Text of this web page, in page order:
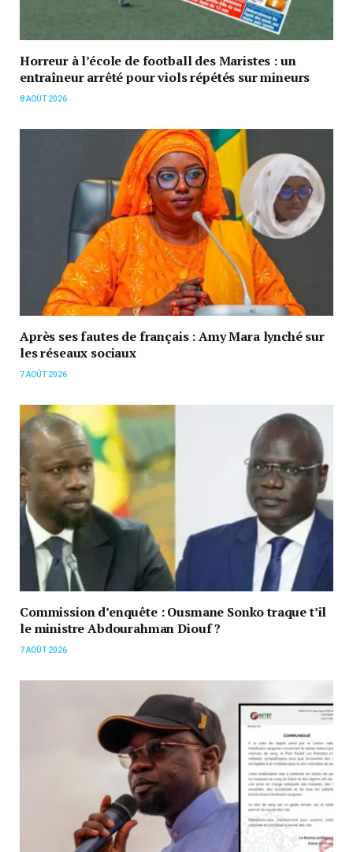
Horreur à l’école de football des Maristes : un
entraîneur arrêté pour viols répétés sur mineurs
8 AOÛT 2026
Après ses fautes de français : Amy Mara lynché sur
les réseaux sociaux
7 AOÛT 2026
Commission d’enquête : Ousmane Sonko traque t’il
le ministre Abdourahman Diouf ?
7 AOÛT 2026